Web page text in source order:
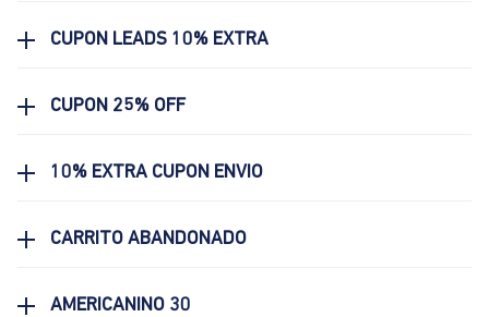
CUPON LEADS 10% EXTRA
CUPON 25% OFF
10% EXTRA CUPON ENVIO
CARRITO ABANDONADO
AMERICANINO 30